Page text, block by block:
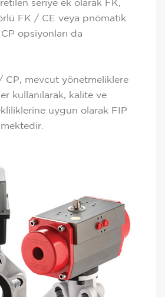
seriye ek olarak FK,
FK / CE veya pnömatik
opsiyonları da
CP, mevcut yönetmeliklere
kullanılarak, kalite ve
uygun olarak FIP